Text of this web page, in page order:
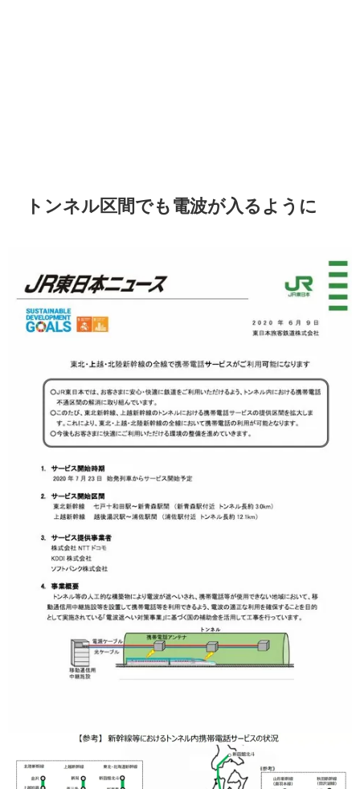
トンネル区間でも電波が入るように